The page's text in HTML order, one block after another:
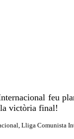
feu
la victòria final!
Lliga Comunista